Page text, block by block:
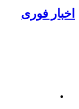
اخبار فوری